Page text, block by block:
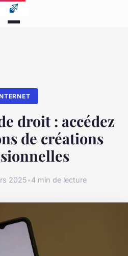
droit : accédez
de créations
2025•4 min de lecture